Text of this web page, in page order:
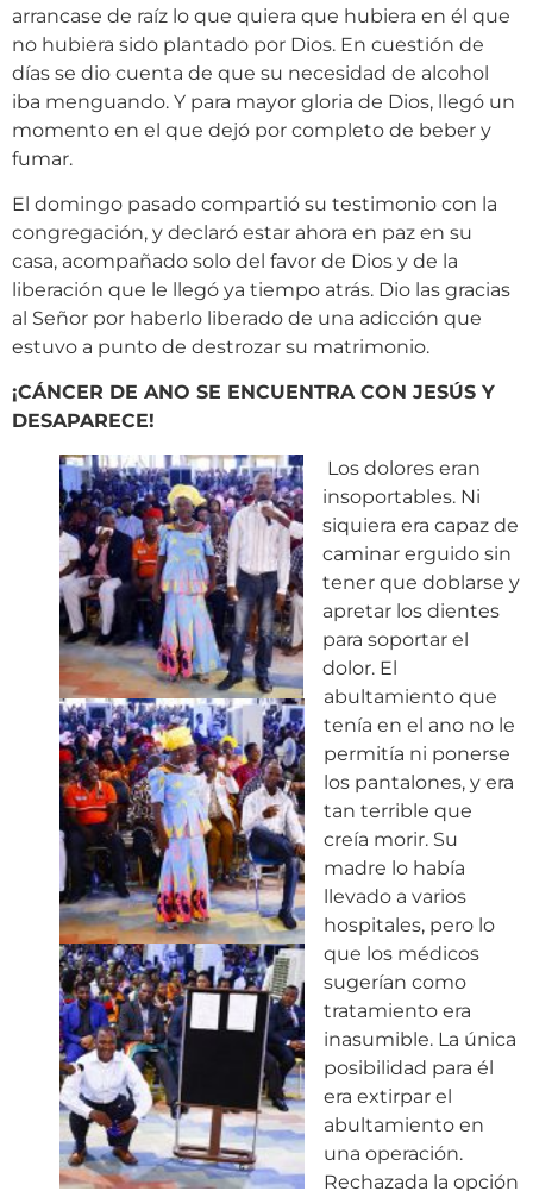
arrancase de raíz lo que quiera que hubiera en él que
no hubiera sido plantado por Dios. En cuestión de
días se dio cuenta de que su necesidad de alcohol
iba menguando. Y para mayor gloria de Dios, llegó un
momento en el que dejó por completo de beber y
fumar.
El domingo pasado compartió su testimonio con la
congregación, y declaró estar ahora en paz en su
casa, acompañado solo del favor de Dios y de la
liberación que le llegó ya tiempo atrás. Dio las gracias
al Señor por haberlo liberado de una adicción que
estuvo a punto de destrozar su matrimonio.
¡CÁNCER DE ANO SE ENCUENTRA CON JESÚS Y
DESAPARECE!
Los dolores eran
insoportables. Ni
siquiera era capaz de
caminar erguido sin
tener que doblarse y
apretar los dientes
para soportar el
dolor. El
abultamiento que
tenía en el ano no le
permitía ni ponerse
los pantalones, y era
tan terrible que
creía morir. Su
madre lo había
llevado a varios
hospitales, pero lo
que los médicos
sugerían como
tratamiento era
inasumible. La única
posibilidad para él
era extirpar el
abultamiento en
una operación.
Rechazada la opción